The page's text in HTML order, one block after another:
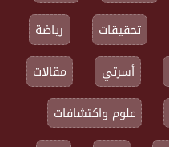
تحقيقات
رياضة
أسرتي
مقالات
علوم واكتشافات